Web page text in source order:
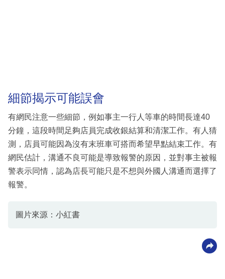
細節揭示可能誤會
有網民注意一些細節，例如事主一行人等車的時間長達40
分鐘，這段時間足夠店員完成收銀結算和清潔工作。有人猜
測，店員可能因為沒有末班車可搭而希望早點結束工作。有
網民估計，溝通不良可能是導致報警的原因，並對事主被報
警表示同情，認為店長可能只是不想與外國人溝通而選擇了
報警。
圖片來源：小紅書